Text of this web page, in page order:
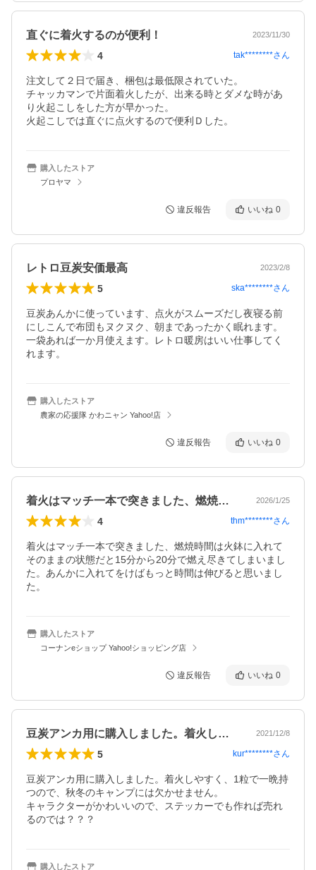
直ぐに着火するのが便利！ 2023/11/30
4 tak********さん
注文して２日で届き、梱包は最低限されていた。
チャッカマンで片面着火したが、出来る時とダメな時があ
り火起こしをした方が早かった。
火起こしでは直ぐに点火するので便利Ｄした。
購入したストア
プロヤマ
違反報告 いいね 0
レトロ豆炭安価最高 2023/2/8
5 ska********さん
豆炭あんかに使っています、点火がスムーズだし夜寝る前
にしこんで布団もヌクヌク、朝まであったかく眠れます。
一袋あれば一か月使えます。レトロ暖房はいい仕事してく
れます。
購入したストア
農家の応援隊 かわニャン Yahoo!店
違反報告 いいね 0
着火はマッチ一本で突きました、燃焼時間… 2026/1/25
4 thm********さん
着火はマッチ一本で突きました、燃焼時間は火鉢に入れて
そのままの状態だと15分から20分で燃え尽きてしまいまし
た。あんかに入れてをけばもっと時間は伸びると思いまし
た。
購入したストア
コーナンeショップ Yahoo!ショッピング店
違反報告 いいね 0
豆炭アンカ用に購入しました。着火しやす… 2021/12/8
5 kur********さん
豆炭アンカ用に購入しました。着火しやすく、1粒で一晩持
つので、秋冬のキャンプには欠かせません。
キャラクターがかわいいので、ステッカーでも作れば売れ
るのでは？？？
購入したストア